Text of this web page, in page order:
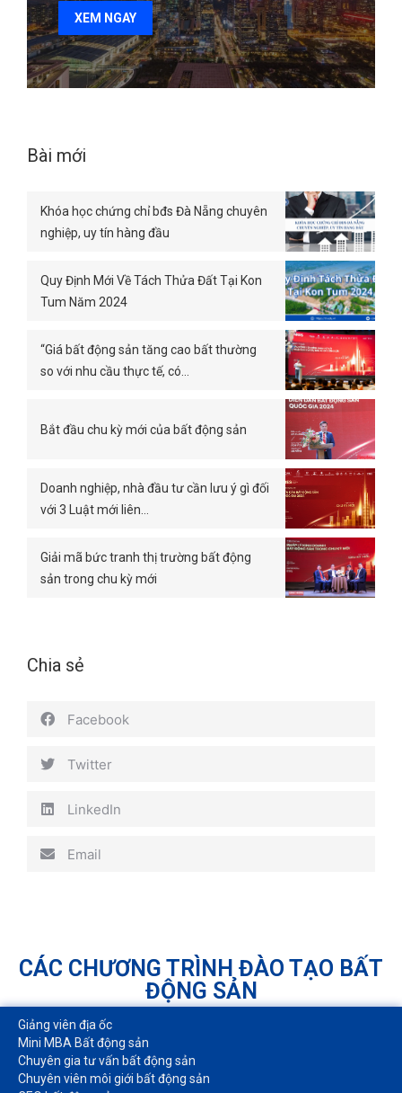
XEM NGAY
Bài mới
Khóa học chứng chỉ bđs Đà Nẵng chuyên
nghiệp, uy tín hàng đầu
Quy Định Mới Về Tách Thửa Đất Tại Kon
Tum Năm 2024
“Giá bất động sản tăng cao bất thường
so với nhu cầu thực tế, có…
Bắt đầu chu kỳ mới của bất động sản
Doanh nghiệp, nhà đầu tư cần lưu ý gì đối
với 3 Luật mới liên…
Giải mã bức tranh thị trường bất động
sản trong chu kỳ mới
Chia sẻ
Facebook
Twitter
LinkedIn
Email
CÁC CHƯƠNG TRÌNH ĐÀO TẠO BẤT
ĐỘNG SẢN
Giảng viên địa ốc
Mini MBA Bất động sản
Chuyên gia tư vấn bất động sản
Chuyên viên môi giới bất động sản​